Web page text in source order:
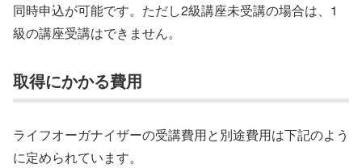
同時申込が可能です。ただし2級講座未受講の場合は、1
級の講座受講はできません。
取得にかかる費用
ライフオーガナイザーの受講費用と別途費用は下記のよう
に定められています。